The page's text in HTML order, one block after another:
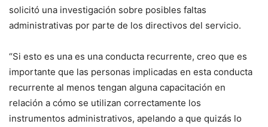
solicitó una investigación sobre posibles faltas
administrativas por parte de los directivos del servicio.
“Si esto es una es una conducta recurrente, creo que es
importante que las personas implicadas en esta conducta
recurrente al menos tengan alguna capacitación en
relación a cómo se utilizan correctamente los
instrumentos administrativos, apelando a que quizás lo